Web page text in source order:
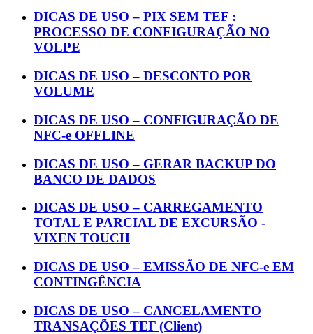
DICAS DE USO – PIX SEM TEF :
PROCESSO DE CONFIGURAÇÃO NO
VOLPE
DICAS DE USO – DESCONTO POR
VOLUME
DICAS DE USO – CONFIGURAÇÃO DE
NFC-e OFFLINE
DICAS DE USO – GERAR BACKUP DO
BANCO DE DADOS
DICAS DE USO – CARREGAMENTO
TOTAL E PARCIAL DE EXCURSÃO -
VIXEN TOUCH
DICAS DE USO – EMISSÃO DE NFC-e EM
CONTINGÊNCIA
DICAS DE USO – CANCELAMENTO
TRANSAÇÕES TEF (Client)